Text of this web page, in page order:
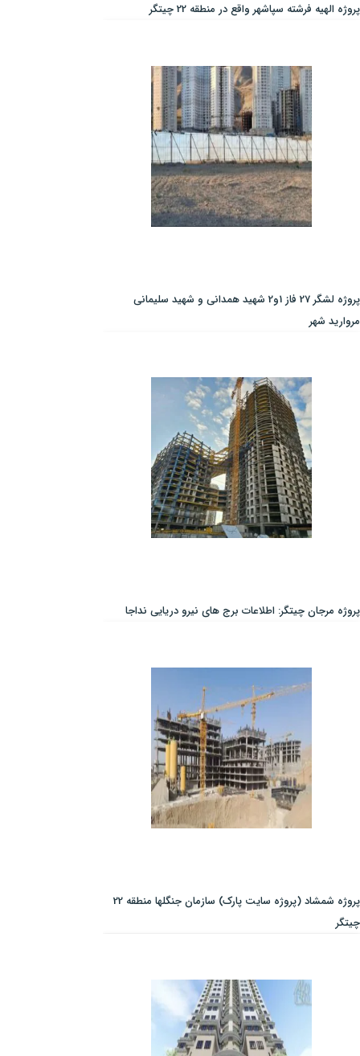
پروژه الهیه فرشته سپاشهر واقع در منطقه 22 چیتگر
پروژه لشگر 27 فاز 1و2 شهید همدانی و شهید سلیمانی
مروارید شهر
پروژه مرجان چیتگر: اطلاعات برج های نیرو دریایی نداجا
پروژه شمشاد (پروژه سایت پارک) سازمان جنگلها منطقه 22
چیتگر